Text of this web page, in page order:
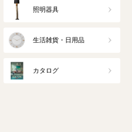
照明器具
生活雑貨・日用品
カタログ